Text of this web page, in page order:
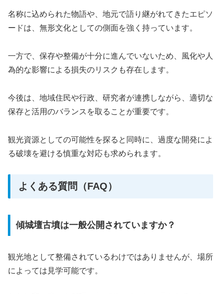
名称に込められた物語や、地元で語り継がれてきたエピソ
ードは、無形文化としての側面を強く持っています。
一方で、保存や整備が十分に進んでいないため、風化や人
為的な影響による損失のリスクも存在します。
今後は、地域住民や行政、研究者が連携しながら、適切な
保存と活用のバランスを取ることが重要です。
観光資源としての可能性を探ると同時に、過度な開発によ
る破壊を避ける慎重な対応も求められます。
よくある質問（FAQ）
傾城壇古墳は一般公開されていますか？
観光地として整備されているわけではありませんが、場所
によっては見学可能です。